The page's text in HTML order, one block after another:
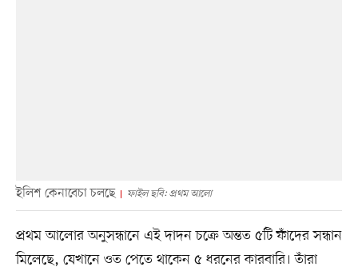
ইলিশ কেনাবেচা চলছে ফাইল ছবি: প্রথম আলো
প্রথম আলোর অনুসন্ধানে এই দাদন চক্রে অন্তত ৫টি ফাঁদের সন্ধান
মিলেছে, যেখানে ওত পেতে থাকেন ৫ ধরনের কারবারি। তাঁরা